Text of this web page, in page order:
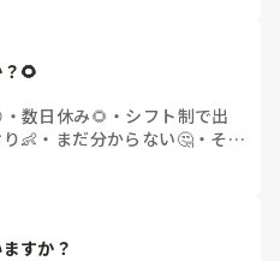
🌻
・ 数日休み🌻 ・ シフト制で出
👶 ・ まだ分からない🤔・ その
すか？